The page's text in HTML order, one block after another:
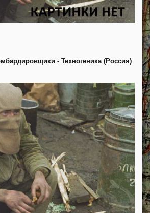
- Техногеника (Россия)